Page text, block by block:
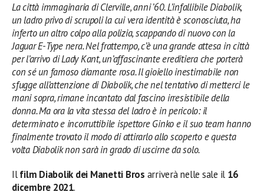
La città immaginaria di Clerville, anni ’60. L’infallibile Diabolik,
un ladro privo di scrupoli la cui vera identità è sconosciuta, ha
inferto un altro colpo alla polizia, scappando di nuovo con la
Jaguar E-Type nera. Nel frattempo, c’è una grande attesa in città
per l’arrivo di Lady Kant, un’affascinante ereditiera che porterà
con sé un famoso diamante rosa. Il gioiello inestimabile non
sfugge all’attenzione di Diabolik, che nel tentativo di metterci le
mani sopra, rimane incantato dal fascino irresistibile della
donna. Ma ora la vita stessa del ladro è in pericolo: il
determinato e incorruttibile ispettore Ginko e il suo team hanno
finalmente trovato il modo di attirarlo allo scoperto e questa
volta Diabolik non sarà in grado di uscirne da solo.
Ilfilm Diabolik dei Manetti Bros arriverà nelle sale il 16
dicembre 2021.